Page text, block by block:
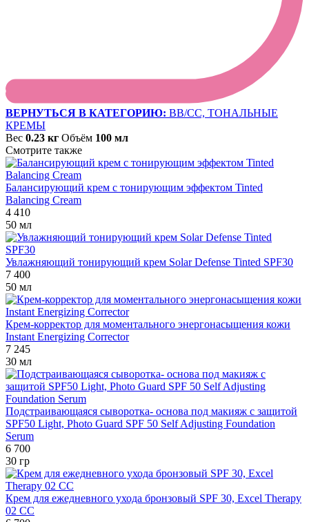
ВЕРНУТЬСЯ В КАТЕГОРИЮ: BB/CC, ТОНАЛЬНЫЕ
КРЕМЫ
Вес 0.23 кг Объём 100 мл
Смотрите также
Балансирующий крем с тонирующим эффектом Tinted
Balancing Cream
4 410
50 мл
Увлажняющий тонирующий крем Solar Defense Tinted SPF30
7 400
50 мл
Крем-корректор для моментального энергонасыщения кожи
Instant Energizing Corrector
7 245
30 мл
Подстраивающаяся сыворотка- основа под макияж с защитой
SPF50 Light, Photo Guard SPF 50 Self Adjusting Foundation
Serum
6 700
30 гр
Крем для ежедневного ухода бронзовый SPF 30, Excel Therapy
02 CC